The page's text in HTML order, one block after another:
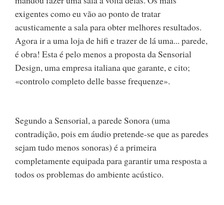
exigentes como eu vão ao ponto de tratar
acusticamente a sala para obter melhores resultados.
Agora ir a uma loja de hifi e trazer de lá uma... parede,
é obra! Esta é pelo menos a proposta da Sensorial
Design, uma empresa italiana que garante, e cito;
«controlo completo delle basse frequenze».
Segundo a Sensorial, a parede Sonora (uma
contradição, pois em áudio pretende-se que as paredes
sejam tudo menos sonoras) é a primeira
completamente equipada para garantir uma resposta a
todos os problemas do ambiente acústico.